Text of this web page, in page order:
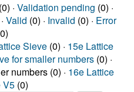
· Validation pending (0) ·
Valid (0) · Invalid (0) · Error
Sieve (0) · 15e Lattice
for smaller numbers (0) ·
numbers (0) · 16e Lattice
V5 (0)